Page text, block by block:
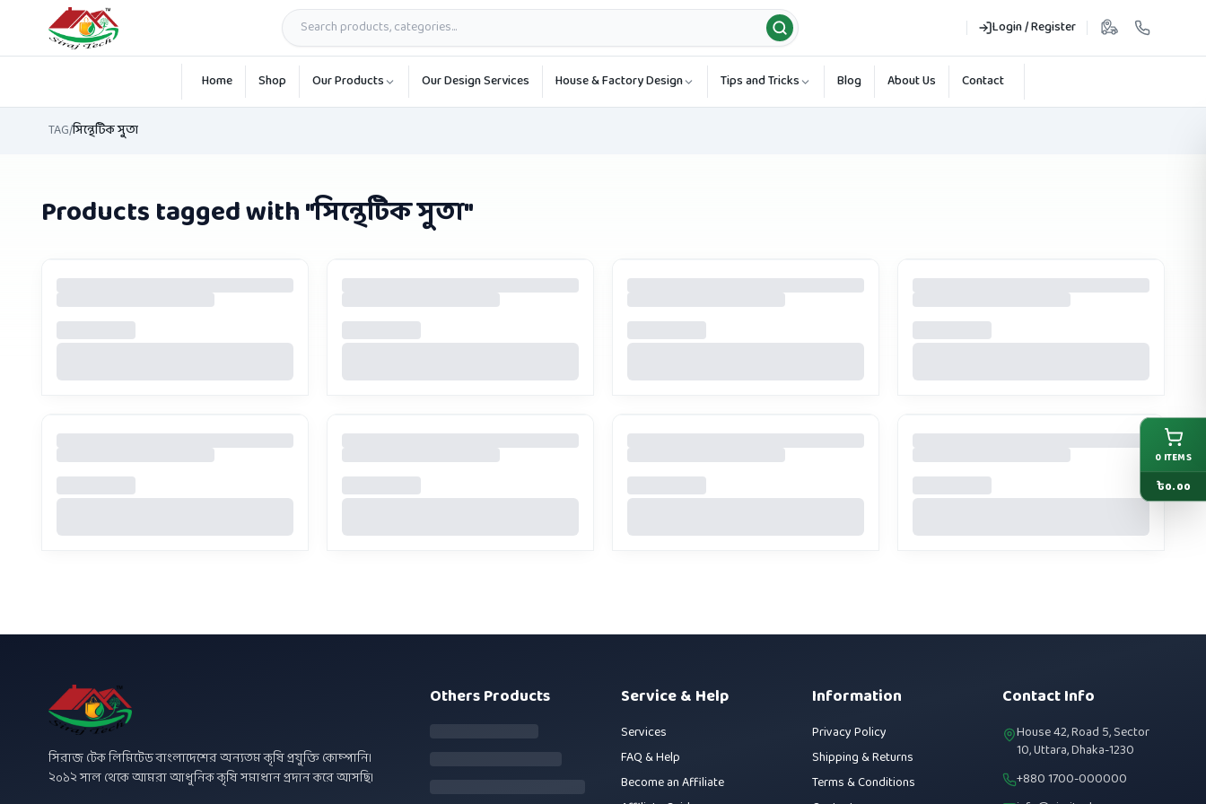
Login / Register
Skip to main content
Home Shop Our Products Our Design Services House & Factory Design Tips and Tricks Blog About Us Contact
TAG/সিন্থেটিক সুতা
Products tagged with "সিন্থেটিক সুতা"
সিরাজ টেক লিমিটেড বাংলাদেশের অন্যতম কৃষি প্রযুক্তি কোম্পানি।
২০১২ সাল থেকে আমরা আধুনিক কৃষি সমাধান প্রদান করে আসছি।
Others Products Service & Help
Services
FAQ & Help
Become an Affiliate
Information
Privacy Policy
Shipping & Returns
Terms & Conditions
Contact Info
House 42, Road 5, Sector
10, Uttara, Dhaka-1230
+880 1700-000000
0 ITEMS
৳0.00